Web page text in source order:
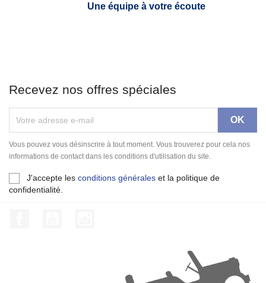
Une équipe à votre écoute
Recevez nos offres spéciales
Vous pouvez vous désinscrire à tout moment. Vous trouverez pour cela nos
informations de contact dans les conditions d'utilisation du site.
J'accepte les conditions générales et la politique de
confidentialité.